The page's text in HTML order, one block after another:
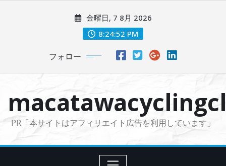
に
金曜日, 7 8月 2026
8:24:54 PM
フォロー
PR「本サイトはアフィリエイト広告を利用しています」